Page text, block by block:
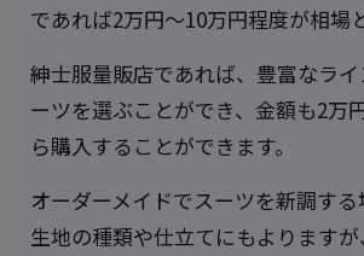
であれば2万円〜10万円程度が相場
紳士服量販店であれば、豊富なラ
ーツを選ぶことができ、金額も2万
ら購入することができます。
オーダーメイドでスーツを新調す
生地の種類や仕立てにもよります